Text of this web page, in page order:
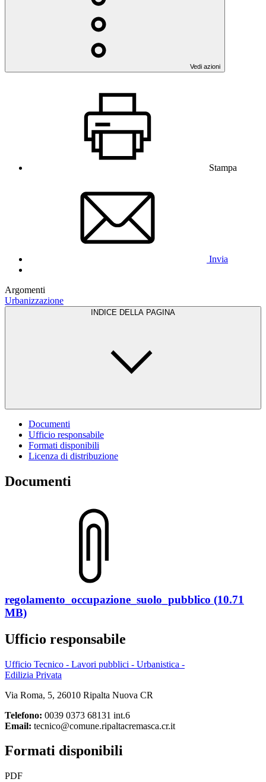
Vedi azioni
Stampa
Invia
Argomenti
Urbanizzazione
INDICE DELLA PAGINA
Documenti
Ufficio responsabile
Formati disponibili
Licenza di distribuzione
Documenti
regolamento_occupazione_suolo_pubblico (10.71
MB)
Ufficio responsabile
Ufficio Tecnico - Lavori pubblici - Urbanistica -
Edilizia Privata
Via Roma, 5, 26010 Ripalta Nuova CR
Telefono: 0039 0373 68131 int.6
Email: tecnico@comune.ripaltacremasca.cr.it
Formati disponibili
PDF